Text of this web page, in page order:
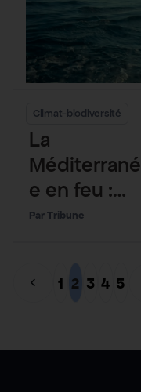
Climat-biodiversité
La
Méditerrané
e en feu :
des records
conséquenc
Tribune
1 2 3 4 5